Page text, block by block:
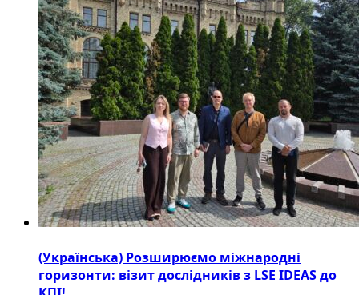
(Українська) Розширюємо міжнародні
горизонти: візит дослідників з LSE IDEAS до